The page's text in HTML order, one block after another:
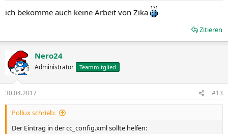
ich bekomme auch keine Arbeit von Zika
Zitieren
Nero24
Administrator Teammitglied
30.04.2017 #13
Pollux schrieb:
Der Eintrag in der cc_config.xml sollte helfen: